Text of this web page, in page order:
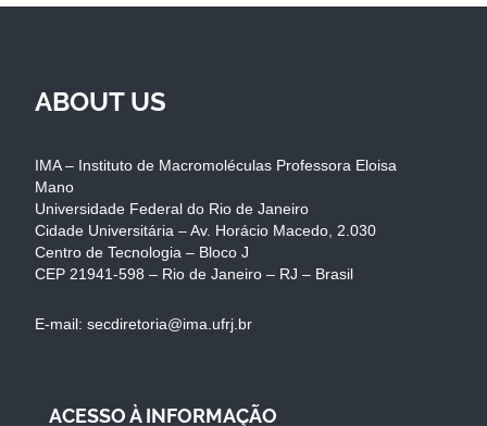
ABOUT US
IMA – Instituto de Macromoléculas Professora Eloisa
Mano
Universidade Federal do Rio de Janeiro
Cidade Universitária – Av. Horácio Macedo, 2.030
Centro de Tecnologia – Bloco J
CEP 21941-598 – Rio de Janeiro – RJ – Brasil
E-mail: secdiretoria@ima.ufrj.br
ACESSO À INFORMAÇÃO